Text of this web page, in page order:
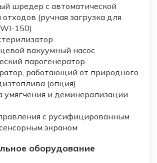
шредер с автоматической
отходов (ручная загрузка для
150)
вакуумный насос
парогенератор
работающий от природного
(опция)
умягчения и деминерализации
с русифицированным
экраном
оборудование